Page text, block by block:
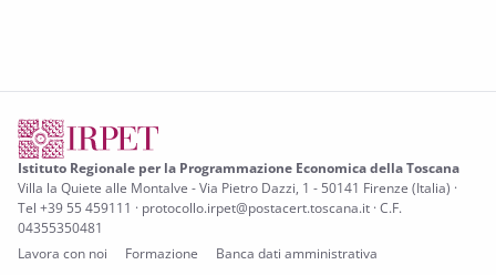
Istituto Regionale per la Programmazione Economica della Toscana
Villa la Quiete alle Montalve - Via Pietro Dazzi, 1 - 50141 Firenze (Italia) ·
Tel +39 55 459111 · protocollo.irpet@postacert.toscana.it · C.F.
04355350481
Lavora con noi
Formazione
Banca dati amministrativa